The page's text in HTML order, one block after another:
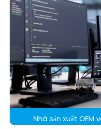
Khu vực
Nhà sản xuất OEM